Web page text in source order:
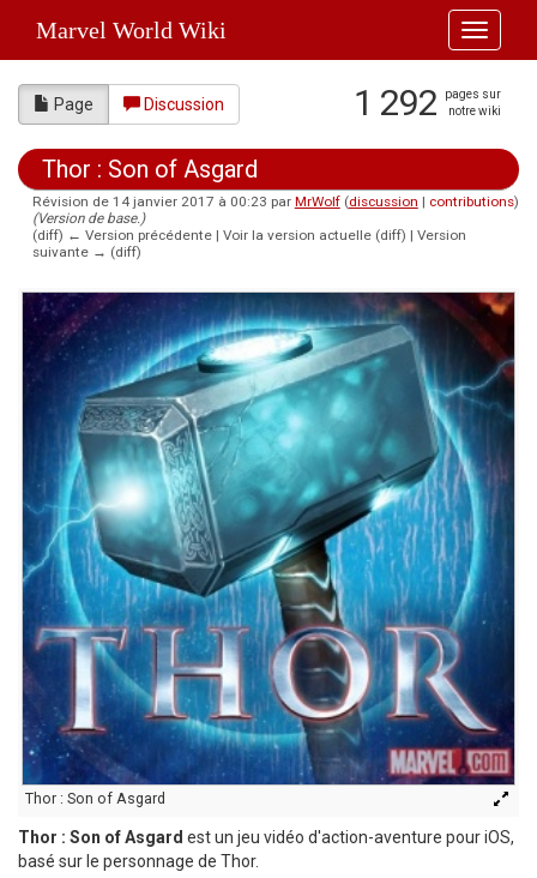
Toggle
Marvel World Wiki
Page Discussion 1 292
pages sur
notre wiki
Thor : Son of Asgard
Révision de 14 janvier 2017 à 00:23 par MrWolf (discussion | contributions)
(Version de base.)
(diff) ← Version précédente | Voir la version actuelle (diff) | Version
suivante → (diff)
Thor : Son of Asgard
Thor : Son of Asgard est un jeu vidéo d'action-aventure pour iOS,
basé sur le personnage de Thor.